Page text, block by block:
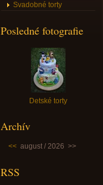
Svadobné torty
Posledné fotografie
Detské torty
Archív
<< august / 2026 >>
RSS